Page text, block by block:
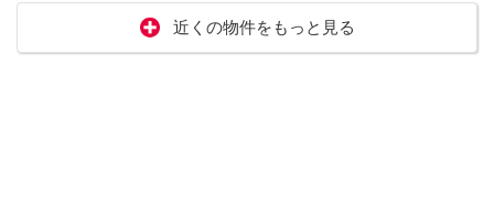
近くの物件をもっと見る